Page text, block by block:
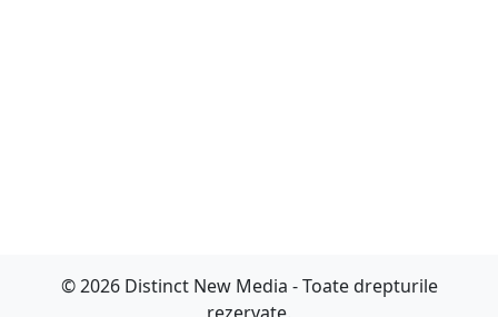
© 2026 Distinct New Media - Toate drepturile